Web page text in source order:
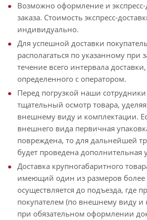
Возможно оформление и экспресс-
заказа. Стоимость экспресс-
индивидуально.
Для успешной доставки
располагаться по указанному при
течение всего интервала
определенного с оператором.
Перед погрузкой наши
тщательный осмотр товара,
внешнему виду и комплектации.
внешнего вида первичная
повреждена, то для дальнейшей
будет проведена дополнительная
Доставка крупногабаритного
имеющий один из размеров более
осуществляется до подъезда, где
покупателем (по внешнему виду и
при обязательном оформлении